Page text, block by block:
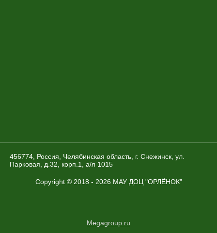
456774, Россия, Челябинская область, г. Снежинск, ул.
Парковая, д.32, корп.1, а/я 1015
Copyright © 2018 - 2026 МАУ ДОЦ "ОРЛЁНОК"
Megagroup.ru